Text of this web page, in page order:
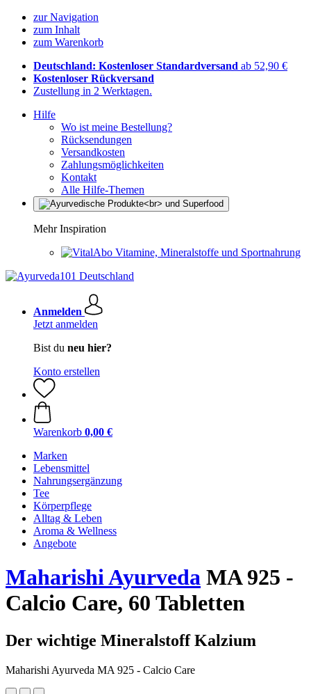
zur Navigation
zum Inhalt
zum Warenkorb
Deutschland: Kostenloser Standardversand ab 52,90 €
Kostenloser Rückversand
Zustellung in 2 Werktagen.
Hilfe
Wo ist meine Bestellung?
Rücksendungen
Versandkosten
Zahlungsmöglichkeiten
Kontakt
Alle Hilfe-Themen
Mehr Inspiration
Vitamine, Mineralstoffe und Sportnahrung
Anmelden
Jetzt anmelden
Bist du neu hier?
Konto erstellen
Warenkorb 0,00 €
Marken
Lebensmittel
Nahrungsergänzung
Tee
Körperpflege
Alltag & Leben
Aroma & Wellness
Angebote
Maharishi Ayurveda MA 925 -
Calcio Care, 60 Tabletten
Der wichtige Mineralstoff Kalzium
Maharishi Ayurveda MA 925 - Calcio Care